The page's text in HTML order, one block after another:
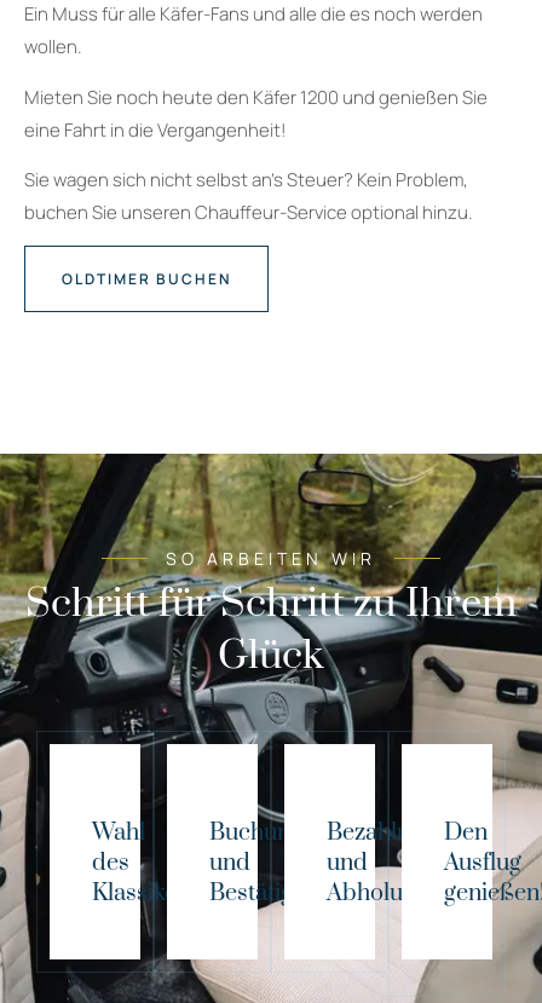
Ein Muss für alle Käfer-Fans und alle die es noch werden
wollen.
Mieten Sie noch heute den Käfer 1200 und genießen Sie
eine Fahrt in die Vergangenheit!
Sie wagen sich nicht selbst an’s Steuer? Kein Problem,
buchen Sie unseren Chauffeur-Service optional hinzu.
OLDTIMER BUCHEN
SO ARBEITEN WIR
Schritt für Schritt zu Ihrem
Glück
Wahl
des
Klassikers!
Buchung
und
Bestätigung
Bezahlung
und
Abholung
Den
Ausflug